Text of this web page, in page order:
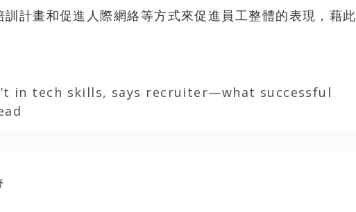
計畫和促進人際網絡等方式來促進員工整體的表現，藉此
in tech skills, says recruiter—what successful